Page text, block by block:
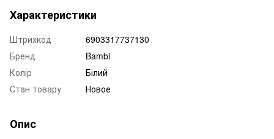
Характеристики
Штрихкод
6903317737130
Бренд
Bambi
Колір
Білий
Стан товару
Новое
Опис